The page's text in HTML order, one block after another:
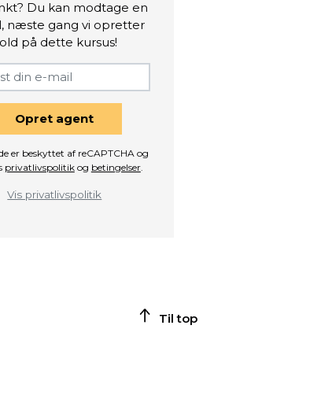
Du kan modtage en
næste gang vi opretter
på dette kursus!
Opret agent
er beskyttet af reCAPTCHA og
privatlivspolitikog betingelser.
Vis privatlivspolitik
Til top